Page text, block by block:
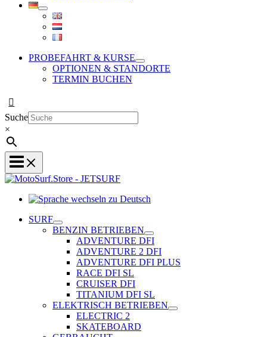
PROBEFAHRT & KURSE
OPTIONEN & STANDORTE
TERMIN BUCHEN
Suche
×
Deutsch
SURF
BENZIN BETRIEBEN
ADVENTURE DFI
ADVENTURE 2 DFI
ADVENTURE DFI PLUS
RACE DFI SL
CRUISER DFI
TITANIUM DFI SL
ELEKTRISCH BETRIEBEN
ELECTRIC 2
SKATEBOARD